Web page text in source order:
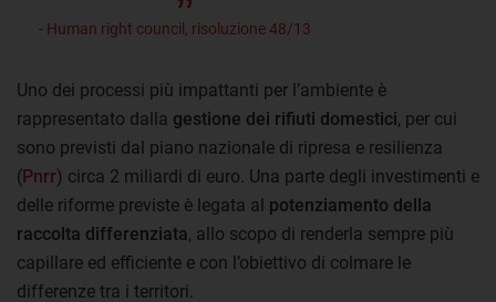
- Human right council, risoluzione 48/13
Uno dei processi più impattanti per l’ambiente è
rappresentato dalla gestione dei rifiuti domestici, per cui
sono previsti dal piano nazionale di ripresa e resilienza
(Pnrr) circa 2 miliardi di euro. Una parte degli investimenti e
delle riforme previste è legata al potenziamento della
raccolta differenziata, allo scopo di renderla sempre più
capillare ed efficiente e con l’obiettivo di colmare le
differenze tra i territori.